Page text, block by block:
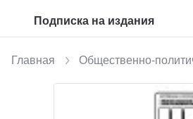
Подписка на издания
Главная Общественно-